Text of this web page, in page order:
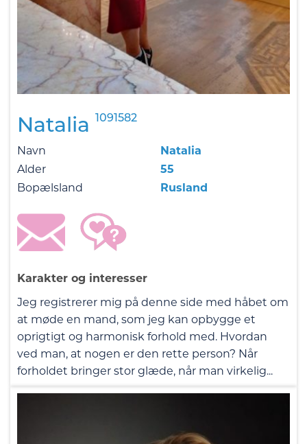
Natalia 1091582
Navn
Natalia
Alder
55
Bopælsland
Rusland
Karakter og interesser
Jeg registrerer mig på denne side med håbet om
at møde en mand, som jeg kan opbygge et
oprigtigt og harmonisk forhold med. Hvordan
ved man, at nogen er den rette person? Når
forholdet bringer stor glæde, når man virkelig...